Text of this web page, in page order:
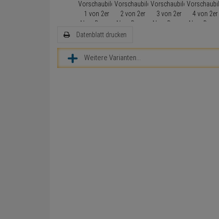
Datenblatt drucken
Weitere Varianten...